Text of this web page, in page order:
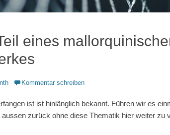
eines
Kommentar schreiben
ist ist hinlänglich bekannt. Führen wir es
aussen zurück ohne diese Thematik hier weiter